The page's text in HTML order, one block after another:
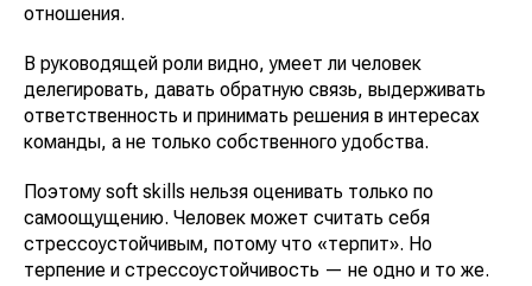
отношения.
В руководящей роли видно, умеет ли человек
делегировать, давать обратную связь, выдерживать
ответственность и принимать решения в интересах
команды, а не только собственного удобства.
Поэтому soft skills нельзя оценивать только по
самоощущению. Человек может считать себя
стрессоустойчивым, потому что «терпит». Но
терпение и стрессоустойчивость — не одно и то же.